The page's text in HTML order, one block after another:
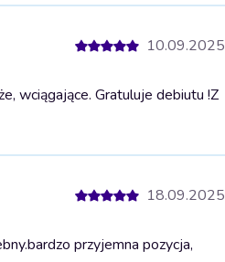
10.09.2025
wciągające. Gratuluje debiutu !Z
18.09.2025
bardzo przyjemna pozycja,